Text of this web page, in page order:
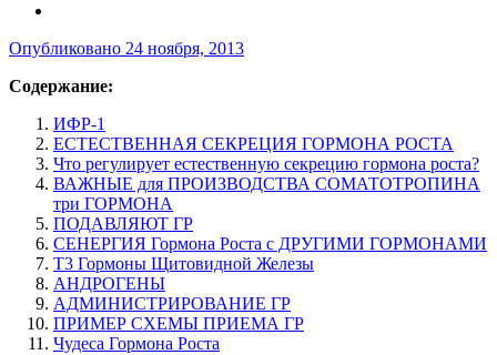
Опубликовано 24 ноября, 2013
Содержание:
ИФР-1
ЕСТЕСТВЕННАЯ СЕКРЕЦИЯ ГОРМОНА РОСТА
Что регулирует естественную секрецию гормона роста?
ВАЖНЫЕ для ПРОИЗВОДСТВА СОМАТОТРОПИНА
три ГОРМОНА
ПОДАВЛЯЮТ ГР
СЕНЕРГИЯ Гормона Роста с ДРУГИМИ ГОРМОНАМИ
Т3 Гормоны Щитовидной Железы
АНДРОГЕНЫ
АДМИНИСТРИРОВАНИЕ ГР
ПРИМЕР СХЕМЫ ПРИЕМА ГР
Чудеса Гормона Роста